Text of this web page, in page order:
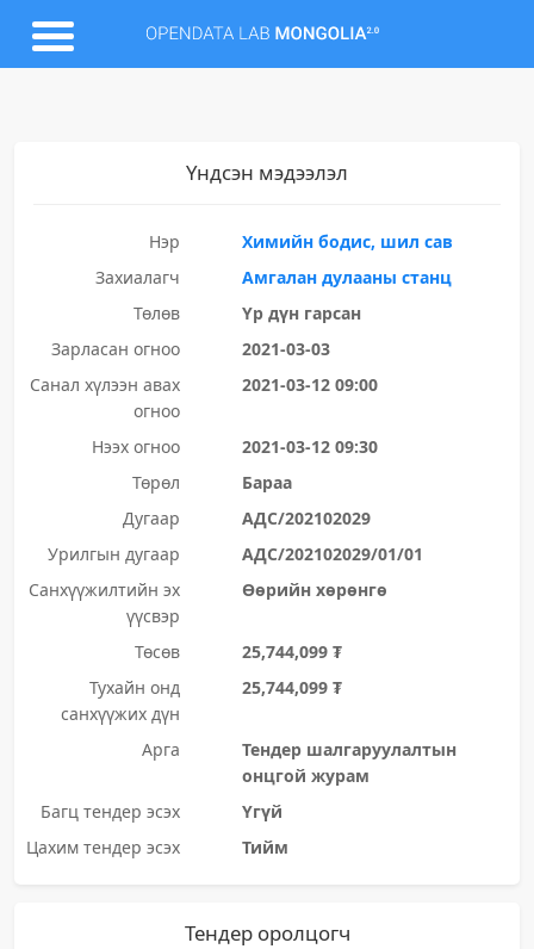
Үндсэн мэдээлэл
Нэр
Химийн бодис, шил сав
Захиалагч
Амгалан дулааны станц
Төлөв
Үр дүн гарсан
Зарласан огноо
2021-03-03
Санал хүлээн авах
огноо
2021-03-12 09:00
Нээх огноо
2021-03-12 09:30
Төрөл
Бараа
Дугаар
АДС/202102029
Урилгын дугаар
АДС/202102029/01/01
Санхүүжилтийн эх
үүсвэр
Өөрийн хөрөнгө
Төсөв
25,744,099 ₮
Тухайн онд
санхүүжих дүн
25,744,099 ₮
Арга
Тендер шалгаруулалтын
онцгой журам
Багц тендер эсэх
Үгүй
Цахим тендер эсэх
Тийм
Тендер оролцогч